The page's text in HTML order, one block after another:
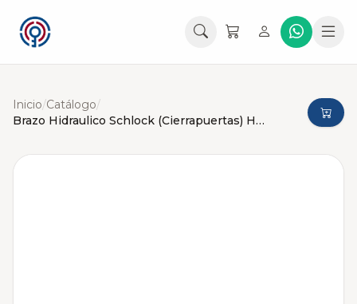
Inicio/Catálogo/
Brazo Hidraulico Schlock (Cierrapuertas) Hasta 60Kg Plateado